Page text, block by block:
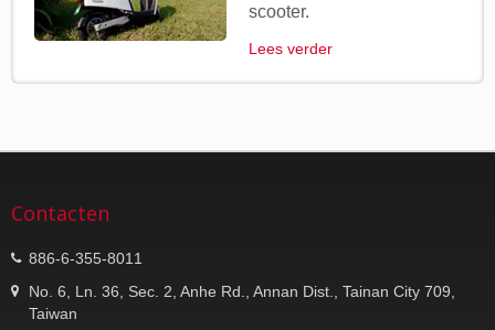
scooter.
Lees verder
Contacten
886-6-355-8011
No. 6, Ln. 36, Sec. 2, Anhe Rd., Annan Dist., Tainan City 709,
Taiwan